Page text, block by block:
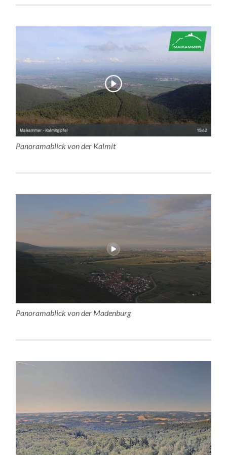
Panoramablick von der Kalmit
Panoramablick von der Madenburg